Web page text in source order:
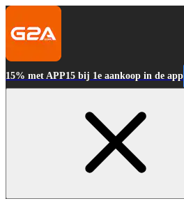
15% met APP15 bij 1e aankoop in de app